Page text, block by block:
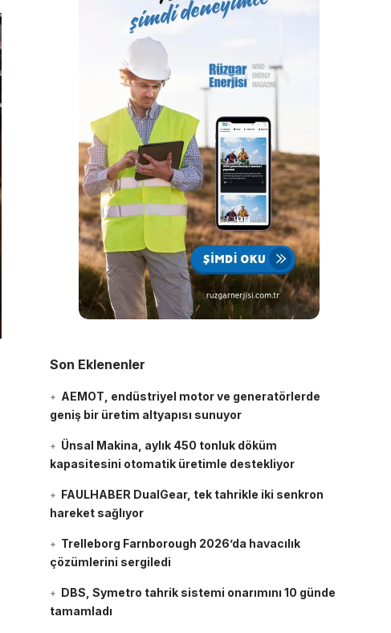
Son Eklenenler
AEMOT, endüstriyel motor ve generatörlerde
geniş bir üretim altyapısı sunuyor
Ünsal Makina, aylık 450 tonluk döküm
kapasitesini otomatik üretimle destekliyor
FAULHABER DualGear, tek tahrikle iki senkron
hareket sağlıyor
Trelleborg Farnborough 2026’da havacılık
çözümlerini sergiledi
DBS, Symetro tahrik sistemi onarımını 10 günde
tamamladı